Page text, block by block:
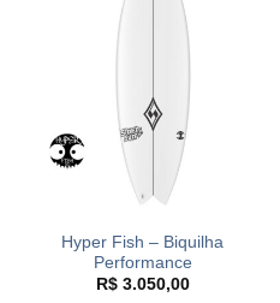
Hyper Fish – Biquilha
Performance
R$3.050,00